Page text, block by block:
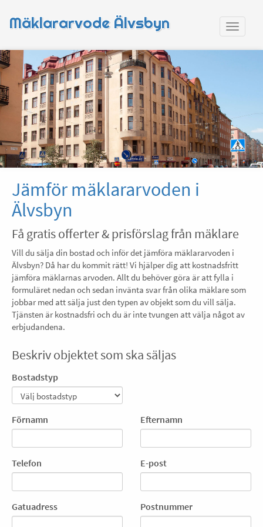
Mäklararvode Älvsbyn
Jämför mäklararvoden i
Älvsbyn
Få gratis offerter & prisförslag från mäklare
Vill du sälja din bostad och inför det jämföra mäklararvoden i
Älvsbyn? Då har du kommit rätt! Vi hjälper dig att kostnadsfritt
jämföra mäklarnas arvoden. Allt du behöver göra är att fylla i
formuläret nedan och sedan invänta svar från olika mäklare som
jobbar med att sälja just den typen av objekt som du vill sälja.
Tjänsten är kostnadsfri och du är inte tvungen att välja något av
erbjudandena.
Beskriv objektet som ska säljas
Bostadstyp
Förnamn Efternamn
Telefon E-post
Gatuadress Postnummer